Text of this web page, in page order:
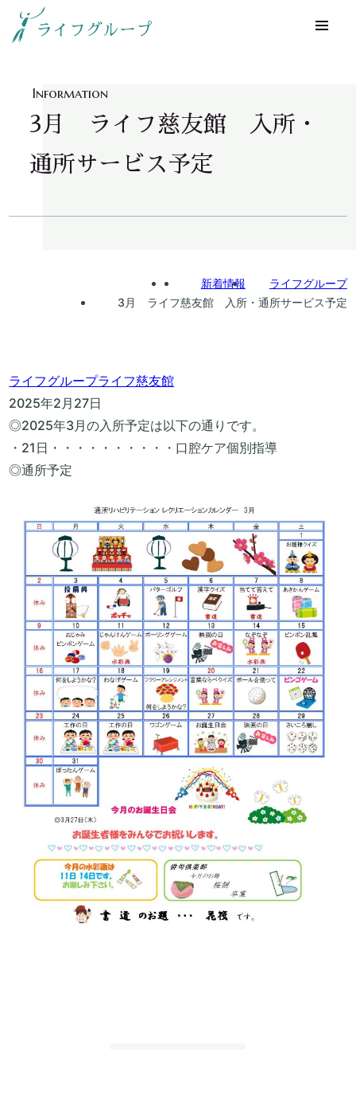
ライフグループ
Information
3月 ライフ慈友館 入所・
通所サービス予定
Home新着情報
ライフグループ
3月 ライフ慈友館 入所・通所サービス予定
ライフグループライフ慈友館
2025年2月27日
◎2025年3月の入所予定は以下の通りです。
・21日・・・・・・・・・・口腔ケア個別指導
◎通所予定